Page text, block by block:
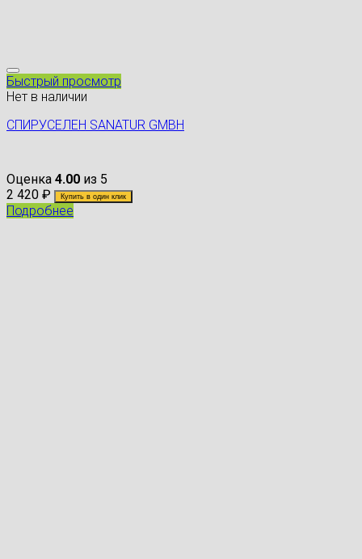
Быстрый просмотр
Нет в наличии
СПИРУСЕЛЕН SANATUR GMBH
Оценка 4.00 из 5
2 420 ₽ Купить в один клик
Подробнее